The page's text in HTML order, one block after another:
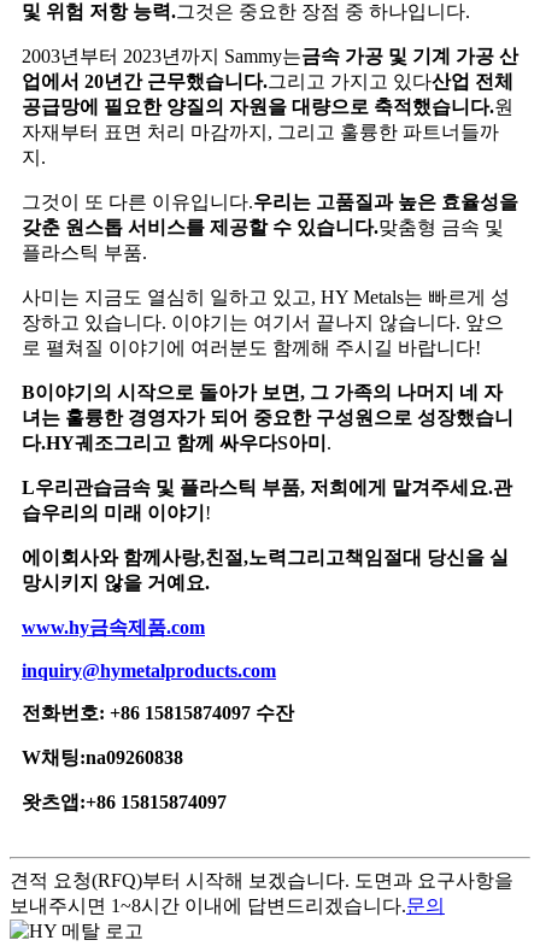
및 위험 저항 능력.그것은 중요한 장점 중 하나입니다.
2003년부터 2023년까지 Sammy는금속 가공 및 기계 가공 산
업에서 20년간 근무했습니다.그리고 가지고 있다산업 전체
공급망에 필요한 양질의 자원을 대량으로 축적했습니다.원
자재부터 표면 처리 마감까지, 그리고 훌륭한 파트너들까
지.
그것이 또 다른 이유입니다.우리는 고품질과 높은 효율성을
갖춘 원스톱 서비스를 제공할 수 있습니다.맞춤형 금속 및
플라스틱 부품.
사미는 지금도 열심히 일하고 있고, HY Metals는 빠르게 성
장하고 있습니다. 이야기는 여기서 끝나지 않습니다. 앞으
로 펼쳐질 이야기에 여러분도 함께해 주시길 바랍니다!
B이야기의 시작으로 돌아가 보면, 그 가족의 나머지 네 자
녀는 훌륭한 경영자가 되어 중요한 구성원으로 성장했습니
다.HY궤조그리고 함께 싸우다S아미 .
L우리 관습금속 및 플라스틱 부품, 저희에게 맡겨주세요.관
습우리의 미래 이야기 !
에이 회사와 함께 사랑,친절,노력그리고책임절대 당신을 실
망시키지 않을 거예요.
www.hy금속제품.com
inquiry@hymetalproducts.com
전화번호: +86 15815874097 수잔
W채팅:na09260838
왓츠앱:+86 15815874097
견적 요청(RFQ)부터 시작해 보겠습니다. 도면과 요구사항을
보내주시면 1~8시간 이내에 답변드리겠습니다.문의